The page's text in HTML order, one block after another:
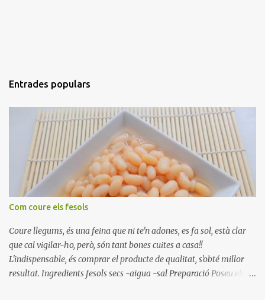
Entrades populars
Com coure els fesols
Coure llegums, és una feina que ni te'n adones, es fa sol, està clar
que cal vigilar-ho, però, són tant bones cuites a casa!!
L'indispensable, és comprar el producte de qualitat, s'obté millor
resultat. Ingredients fesols secs -aigua -sal Preparació Poseu els